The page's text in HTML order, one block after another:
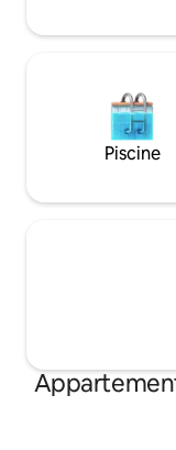
Piscine